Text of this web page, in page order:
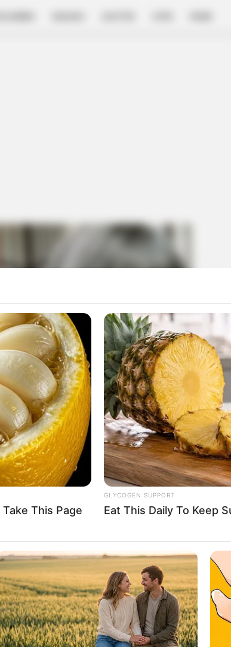
This Page
GLYCOGEN SUPPORT
Eat This Daily To Keep